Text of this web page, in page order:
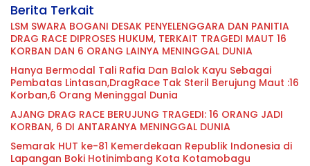
Berita Terkait
LSM SWARA BOGANI DESAK PENYELENGGARA DAN PANITIA
DRAG RACE DIPROSES HUKUM, TERKAIT TRAGEDI MAUT 16
KORBAN DAN 6 ORANG LAINYA MENINGGAL DUNIA
Hanya Bermodal Tali Rafia Dan Balok Kayu Sebagai
Pembatas Lintasan,DragRace Tak Steril Berujung Maut :16
Korban,6 Orang Meninggal Dunia
AJANG DRAG RACE BERUJUNG TRAGEDI: 16 ORANG JADI
KORBAN, 6 DI ANTARANYA MENINGGAL DUNIA
Semarak HUT ke-81 Kemerdekaan Republik Indonesia di
Lapangan Boki Hotinimbang Kota Kotamobagu